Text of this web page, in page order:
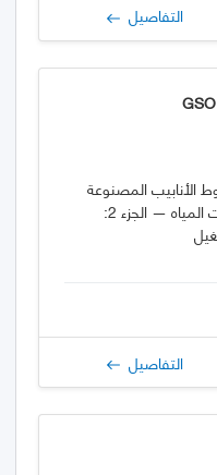
التفاصيل
الأنابيب المصنوعة
من الحديد اللدن لتطبيقات المياه — الجزء 2:
التفاصيل